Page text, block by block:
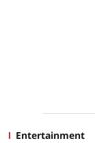
Entertainment